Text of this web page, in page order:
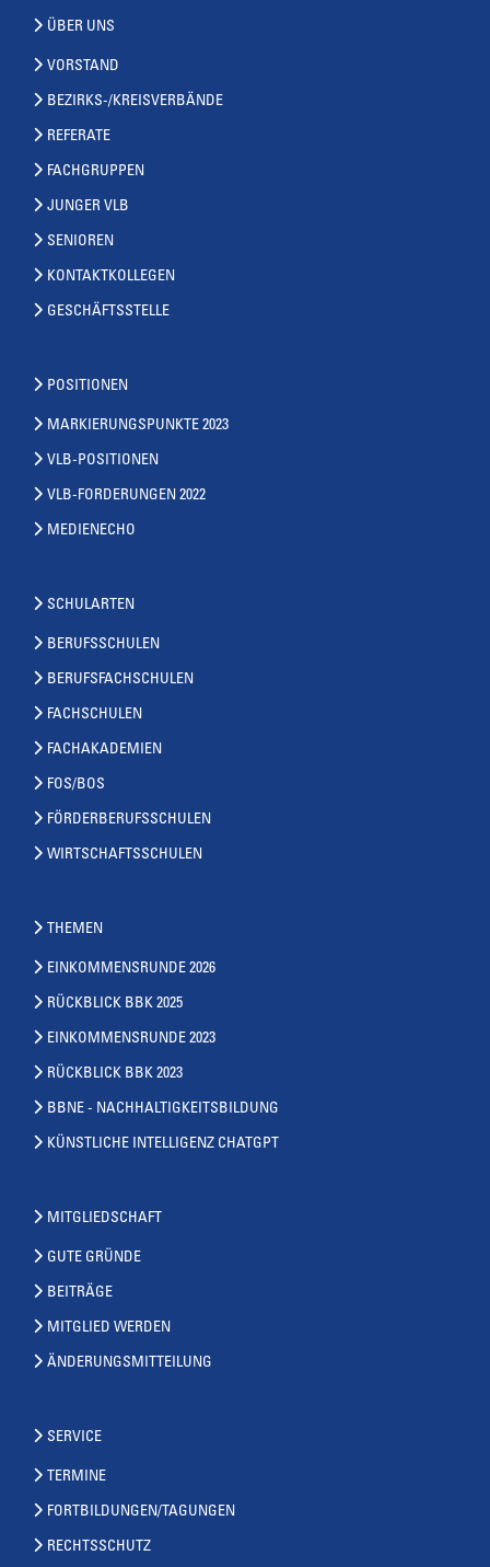
ÜBER UNS
VORSTAND
BEZIRKS-/KREISVERBÄNDE
REFERATE
FACHGRUPPEN
JUNGER VLB
SENIOREN
KONTAKTKOLLEGEN
GESCHÄFTSSTELLE
POSITIONEN
MARKIERUNGSPUNKTE 2023
VLB-POSITIONEN
VLB-FORDERUNGEN 2022
MEDIENECHO
SCHULARTEN
BERUFSSCHULEN
BERUFSFACHSCHULEN
FACHSCHULEN
FACHAKADEMIEN
FOS/BOS
FÖRDERBERUFSSCHULEN
WIRTSCHAFTSSCHULEN
THEMEN
EINKOMMENSRUNDE 2026
RÜCKBLICK BBK 2025
EINKOMMENSRUNDE 2023
RÜCKBLICK BBK 2023
BBNE - NACHHALTIGKEITSBILDUNG
KÜNSTLICHE INTELLIGENZ CHATGPT
MITGLIEDSCHAFT
GUTE GRÜNDE
BEITRÄGE
MITGLIED WERDEN
ÄNDERUNGSMITTEILUNG
SERVICE
TERMINE
FORTBILDUNGEN/TAGUNGEN
RECHTSSCHUTZ